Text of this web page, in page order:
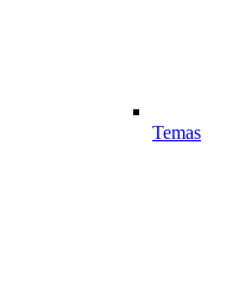
Temas